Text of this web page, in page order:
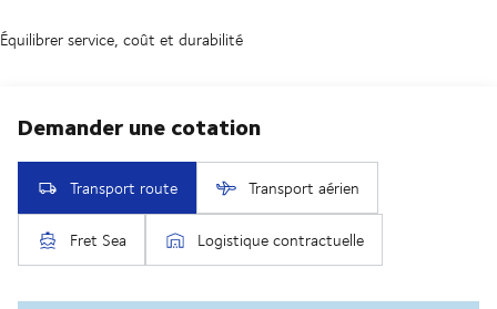
Équilibrer service, coût et durabilité